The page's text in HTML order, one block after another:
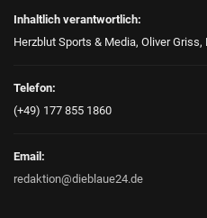
Inhaltlich verantwortlich:
Herzblut Sports & Media, Oliver
Telefon:
(+49) 177 855 1860
Email:
redaktion@dieblaue24.de